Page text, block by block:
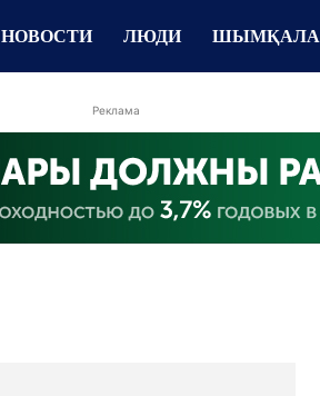
НОВОСТИ ЛЮДИ ШЫМҚАЛА
Реклама